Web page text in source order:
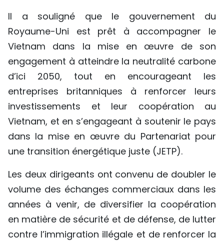
Il a souligné que le gouvernement du
Royaume-Uni est prêt à accompagner le
Vietnam dans la mise en œuvre de son
engagement à atteindre la neutralité carbone
d’ici 2050, tout en encourageant les
entreprises britanniques à renforcer leurs
investissements et leur coopération au
Vietnam, et en s’engageant à soutenir le pays
dans la mise en œuvre du Partenariat pour
une transition énergétique juste (JETP).
Les deux dirigeants ont convenu de doubler le
volume des échanges commerciaux dans les
années à venir, de diversifier la coopération
en matière de sécurité et de défense, de lutter
contre l’immigration illégale et de renforcer la